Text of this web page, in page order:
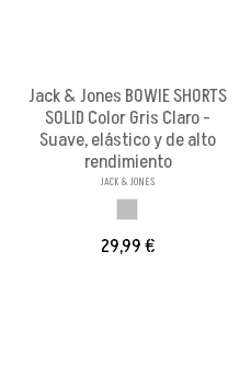
Jack & Jones BOWIE SHORTS
SOLID Color Gris Claro -
Suave, elástico y de alto
rendimiento
JACK & JONES
29,99 €